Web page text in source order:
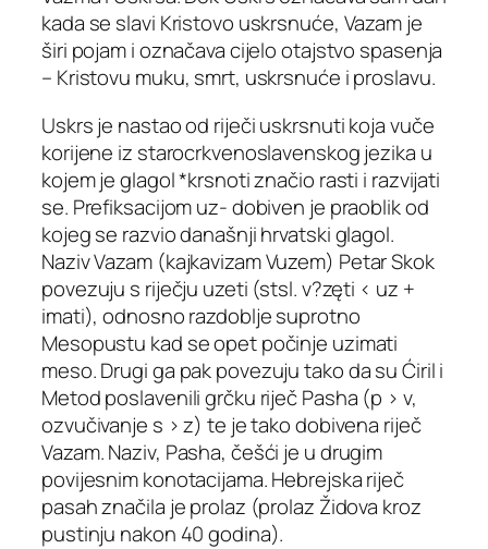
kada se slavi Kristovo uskrsnuće, Vazam je
širi pojam i označava cijelo otajstvo spasenja
– Kristovu muku, smrt, uskrsnuće i proslavu.
Uskrs je nastao od riječi uskrsnuti koja vuče
korijene iz starocrkvenoslavenskog jezika u
kojem je glagol *krsnoti značio rasti i razvijati
se. Prefiksacijom uz- dobiven je praoblik od
kojeg se razvio današnji hrvatski glagol.
Naziv Vazam (kajkavizam Vuzem) Petar Skok
povezuju s riječju uzeti (stsl. v?zęti < uz +
imati), odnosno razdoblje suprotno
Mesopustu kad se opet počinje uzimati
meso. Drugi ga pak povezuju tako da su Ćiril i
Metod poslavenili grčku riječ Pasha (p > v,
ozvučivanje s > z) te je tako dobivena riječ
Vazam. Naziv, Pasha, češći je u drugim
povijesnim konotacijama. Hebrejska riječ
pasah značila je prolaz (prolaz Židova kroz
pustinju nakon 40 godina).